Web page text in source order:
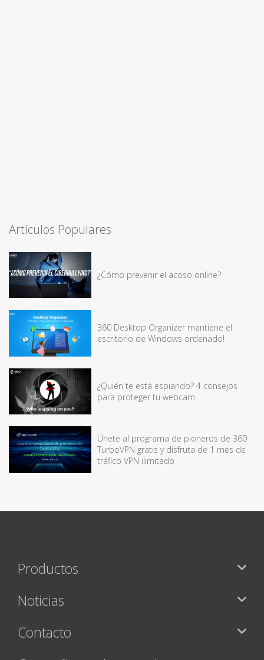
Artículos Populares
¿Cómo prevenir el acoso online?
360 Desktop Organizer mantiene el
escritorio de Windows ordenado!
¿Quién te está espiando? 4 consejos
para proteger tu webcam
Únete al programa de pioneros de 360
TurboVPN gratis y disfruta de 1 mes de
tráfico VPN ilimitado
Productos
Noticias
Contacto